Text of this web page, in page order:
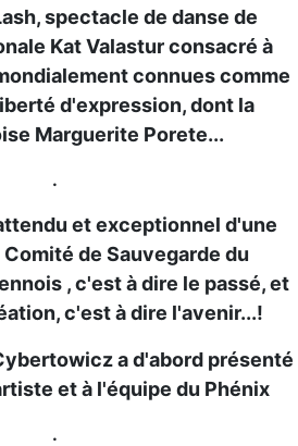
spectacle de danse de
Kat Valastur consacré à
connues comme
d'expression, dont la
Marguerite Porete...
.
et exceptionnel d'une
de Sauvegarde du
, c'est à dire le passé, et
c'est à dire l'avenir...!
a d'abord présenté
et à l'équipe du Phénix
.